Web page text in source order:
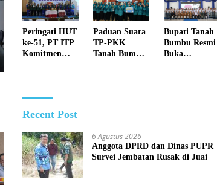
Anyar
Tidak
Membuka
Lahan dengan
cara
Membakar
Peringati HUT
ke-51, PT ITP
Komitmen
Gemilang
Paduan Suara
TP-PKK
Tanah Bumbu
Bupati Tanah
Bumbu Resmi
Buka
Recent Post
6 Agustus 2026
Anggota DPRD dan Dinas PUPR
Survei Jembatan Rusak di Juai